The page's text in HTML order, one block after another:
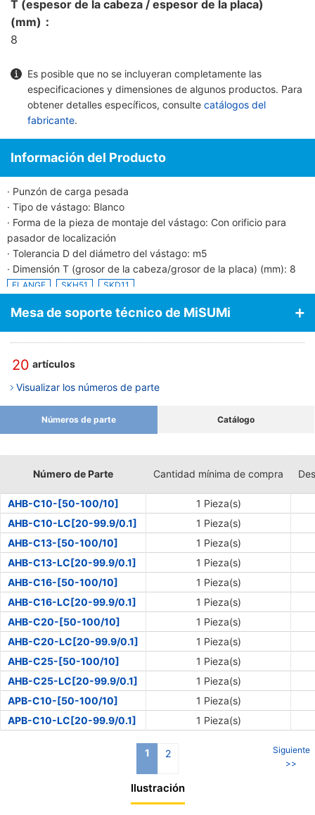
T (espesor de la cabeza / espesor de la placa)
(mm)：
8
Es posible que no se incluyeran completamente las
especificaciones y dimensiones de algunos productos. Para
obtener detalles específicos, consulte catálogos del
fabricante.
Información del Producto
· Punzón de carga pesada
· Tipo de vástago: Blanco
· Forma de la pieza de montaje del vástago: Con orificio para
pasador de localización
· Tolerancia D del diámetro del vástago: m5
· Dimensión T (grosor de la cabeza/grosor de la placa) (mm): 8
FLANGE SKH51 SKD11
Mesa de soporte técnico de MiSUMi
20 artículos
Visualizar los números de parte
Números de parte Catálogo
Número de Parte Cantidad mínima de compra
AHB-C10-[50-100/10]
1 Pieza(s)
AHB-C10-LC[20-99.9/0.1]
1 Pieza(s)
AHB-C13-[50-100/10]
1 Pieza(s)
AHB-C13-LC[20-99.9/0.1]
1 Pieza(s)
AHB-C16-[50-100/10]
1 Pieza(s)
AHB-C16-LC[20-99.9/0.1]
1 Pieza(s)
AHB-C20-[50-100/10]
1 Pieza(s)
AHB-C20-LC[20-99.9/0.1]
1 Pieza(s)
AHB-C25-[50-100/10]
1 Pieza(s)
AHB-C25-LC[20-99.9/0.1]
1 Pieza(s)
APB-C10-[50-100/10]
1 Pieza(s)
APB-C10-LC[20-99.9/0.1]
1 Pieza(s)
1 2
Siguiente
>>
Ilustración